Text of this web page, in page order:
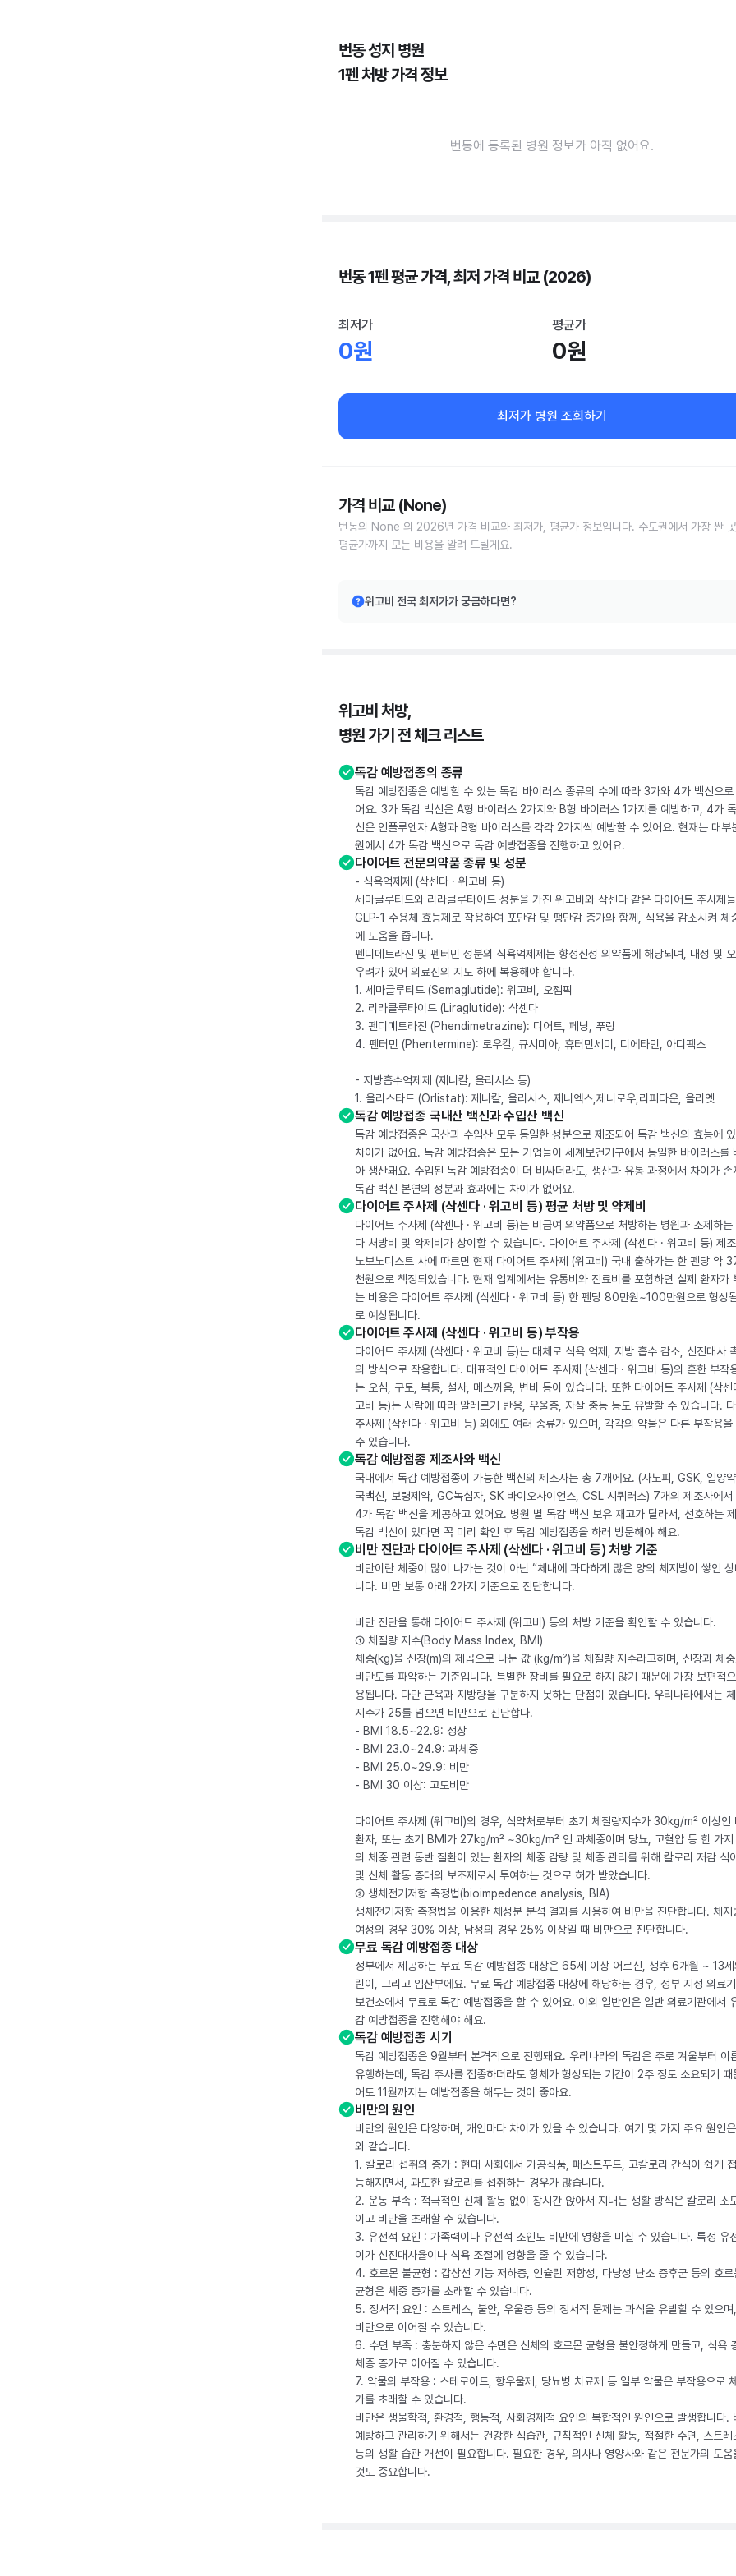
번동 성지 병원
1펜 처방 가격 정보
번동에 등록된 병원 정보가 아직 없어요.
번동 1펜 평균 가격, 최저 가격 비교 (2026)
최저가
0원
평균가
0원
최저가 병원 조회하기
가격 비교 (None)
번동의 None 의 2026년 가격 비교와 최저가, 평균가 정보입니다. 수도권에서 가장 싼
평균가까지 모든 비용을 알려 드릴게요.
위고비 전국 최저가가 궁금하다면?
위고비 처방,
병원 가기 전 체크 리스트
독감 예방접종의 종류
독감 예방접종은 예방할 수 있는 독감 바이러스 종류의 수에 따라 3가와 4가 백신으로
어요. 3가 독감 백신은 A형 바이러스 2가지와 B형 바이러스 1가지를 예방하고, 4가
신은 인플루엔자 A형과 B형 바이러스를 각각 2가지씩 예방할 수 있어요. 현재는 대부
원에서 4가 독감 백신으로 독감 예방접종을 진행하고 있어요.
다이어트 전문의약품 종류 및 성분
- 식욕억제제 (삭센다 · 위고비 등)
세마글루티드와 리라클루타이드 성분을 가진 위고비와 삭센다 같은 다이어트 주사제
GLP-1 수용체 효능제로 작용하여 포만감 및 팽만감 증가와 함께, 식욕을 감소시켜 체
에 도움을 줍니다.
펜디메트라진 및 펜터민 성분의 식욕억제제는 향정신성 의약품에 해당되며, 내성 및
우려가 있어 의료진의 지도 하에 복용해야 합니다.
1. 세마글루티드 (Semaglutide): 위고비, 오젬픽
2. 리라클루타이드 (Liraglutide): 삭센다
3. 펜디메트라진 (Phendimetrazine): 디어트, 페닝, 푸링
4. 펜터민 (Phentermine): 로우칼, 큐시미아, 휴터민세미, 디에타민, 아디펙스
- 지방흡수억제제 (제니칼, 올리시스 등)
1. 올리스타트 (Orlistat): 제니칼, 올리시스, 제니엑스,제니로우,리피다운, 올리엣
독감 예방접종 국내산 백신과 수입산 백신
독감 예방접종은 국산과 수입산 모두 동일한 성분으로 제조되어 독감 백신의 효능에
차이가 없어요. 독감 예방접종은 모든 기업들이 세계보건기구에서 동일한 바이러스를
아 생산돼요. 수입된 독감 예방접종이 더 비싸더라도, 생산과 유통 과정에서 차이가 존
독감 백신 본연의 성분과 효과에는 차이가 없어요.
다이어트 주사제 (삭센다 · 위고비 등) 평균 처방 및 약제비
다이어트 주사제 (삭센다 · 위고비 등)는 비급여 의약품으로 처방하는 병원과 조제하는
다 처방비 및 약제비가 상이할 수 있습니다. 다이어트 주사제 (삭센다 · 위고비 등) 제
노보노디스트 사에 따르면 현재 다이어트 주사제 (위고비) 국내 출하가는 한 펜당 약
천원으로 책정되었습니다. 현재 업계에서는 유통비와 진료비를 포함하면 실제 환자가
는 비용은 다이어트 주사제 (삭센다 · 위고비 등) 한 펜당 80만원~100만원으로 형성
로 예상됩니다.
다이어트 주사제 (삭센다 · 위고비 등) 부작용
다이어트 주사제 (삭센다 · 위고비 등)는 대체로 식욕 억제, 지방 흡수 감소, 신진대사
의 방식으로 작용합니다. 대표적인 다이어트 주사제 (삭센다 · 위고비 등)의 흔한 부작
는 오심, 구토, 복통, 설사, 메스꺼움, 변비 등이 있습니다. 또한 다이어트 주사제 (삭센
고비 등)는 사람에 따라 알레르기 반응, 우울증, 자살 충동 등도 유발할 수 있습니다.
주사제 (삭센다 · 위고비 등) 외에도 여러 종류가 있으며, 각각의 약물은 다른 부작용을
수 있습니다.
독감 예방접종 제조사와 백신
국내에서 독감 예방접종이 가능한 백신의 제조사는 총 7개에요. (사노피, GSK, 일양
국백신, 보령제약, GC녹십자, SK 바이오사이언스, CSL 시퀴러스) 7개의 제조사에서
4가 독감 백신을 제공하고 있어요. 병원 별 독감 백신 보유 재고가 달라서, 선호하는
독감 백신이 있다면 꼭 미리 확인 후 독감 예방접종을 하러 방문해야 해요.
비만 진단과 다이어트 주사제 (삭센다 · 위고비 등) 처방 기준
비만이란 체중이 많이 나가는 것이 아닌 “체내에 과다하게 많은 양의 체지방이 쌓인
니다. 비만 보통 아래 2가지 기준으로 진단합니다.
비만 진단을 통해 다이어트 주사제 (위고비) 등의 처방 기준을 확인할 수 있습니다.
① 체질량 지수(Body Mass Index, BMI)
체중(kg)을 신장(m)의 제곱으로 나눈 값 (kg/m²)을 체질량 지수라고하며, 신장과 체
비만도를 파악하는 기준입니다. 특별한 장비를 필요로 하지 않기 때문에 가장 보편적
용됩니다. 다만 근육과 지방량을 구분하지 못하는 단점이 있습니다. 우리나라에서는
지수가 25를 넘으면 비만으로 진단합다.
- BMI 18.5~22.9: 정상
- BMI 23.0~24.9: 과체중
- BMI 25.0~29.9: 비만
- BMI 30 이상: 고도비만
다이어트 주사제 (위고비)의 경우, 식약처로부터 초기 체질량지수가 30kg/m² 이상인
환자, 또는 초기 BMI가 27kg/m² ~30kg/m² 인 과체중이며 당뇨, 고혈압 등 한 가지
의 체중 관련 동반 질환이 있는 환자의 체중 감량 및 체중 관리를 위해 칼로리 저감 식
및 신체 활동 증대의 보조제로서 투여하는 것으로 허가 받았습니다.
② 생체전기저항 측정법(bioimpedence analysis, BIA)
생체전기저항 측정법을 이용한 체성분 분석 결과를 사용하여 비만을 진단합니다. 체지
여성의 경우 30% 이상, 남성의 경우 25% 이상일 때 비만으로 진단합니다.
무료 독감 예방접종 대상
정부에서 제공하는 무료 독감 예방접종 대상은 65세 이상 어르신, 생후 6개월 ~ 13
린이, 그리고 임산부에요. 무료 독감 예방접종 대상에 해당하는 경우, 정부 지정 의료
보건소에서 무료로 독감 예방접종을 할 수 있어요. 이외 일반인은 일반 의료기관에서
감 예방접종을 진행해야 해요.
독감 예방접종 시기
독감 예방접종은 9월부터 본격적으로 진행돼요. 우리나라의 독감은 주로 겨울부터 이
유행하는데, 독감 주사를 접종하더라도 항체가 형성되는 기간이 2주 정도 소요되기 때
어도 11월까지는 예방접종을 해두는 것이 좋아요.
비만의 원인
비만의 원인은 다양하며, 개인마다 차이가 있을 수 있습니다. 여기 몇 가지 주요 원인
와 같습니다.
1. 칼로리 섭취의 증가 : 현대 사회에서 가공식품, 패스트푸드, 고칼로리 간식이 쉽게
능해지면서, 과도한 칼로리를 섭취하는 경우가 많습니다.
2. 운동 부족 : 적극적인 신체 활동 없이 장시간 앉아서 지내는 생활 방식은 칼로리 소
이고 비만을 초래할 수 있습니다.
3. 유전적 요인 : 가족력이나 유전적 소인도 비만에 영향을 미칠 수 있습니다. 특정 유
이가 신진대사율이나 식욕 조절에 영향을 줄 수 있습니다.
4. 호르몬 불균형 : 갑상선 기능 저하증, 인슐린 저항성, 다낭성 난소 증후군 등의 호르
균형은 체중 증가를 초래할 수 있습니다.
5. 정서적 요인 : 스트레스, 불안, 우울증 등의 정서적 문제는 과식을 유발할 수 있으
비만으로 이어질 수 있습니다.
6. 수면 부족 : 충분하지 않은 수면은 신체의 호르몬 균형을 불안정하게 만들고, 식욕
체중 증가로 이어질 수 있습니다.
7. 약물의 부작용 : 스테로이드, 항우울제, 당뇨병 치료제 등 일부 약물은 부작용으로
가를 초래할 수 있습니다.
비만은 생물학적, 환경적, 행동적, 사회경제적 요인의 복합적인 원인으로 발생합니다.
예방하고 관리하기 위해서는 건강한 식습관, 규칙적인 신체 활동, 적절한 수면, 스트레
등의 생활 습관 개선이 필요합니다. 필요한 경우, 의사나 영양사와 같은 전문가의 도움
것도 중요합니다.